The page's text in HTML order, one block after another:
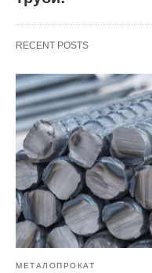
RECENT POSTS
МЕТАЛОПРОКАТ